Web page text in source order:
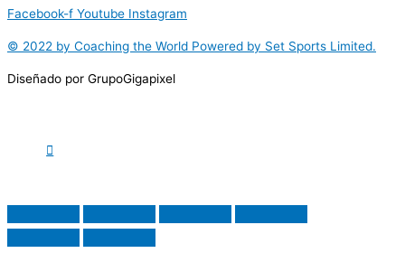
Facebook-f Youtube Instagram
© 2022 by Coaching the World Powered by Set Sports Limited.
Diseñado por GrupoGigapixel